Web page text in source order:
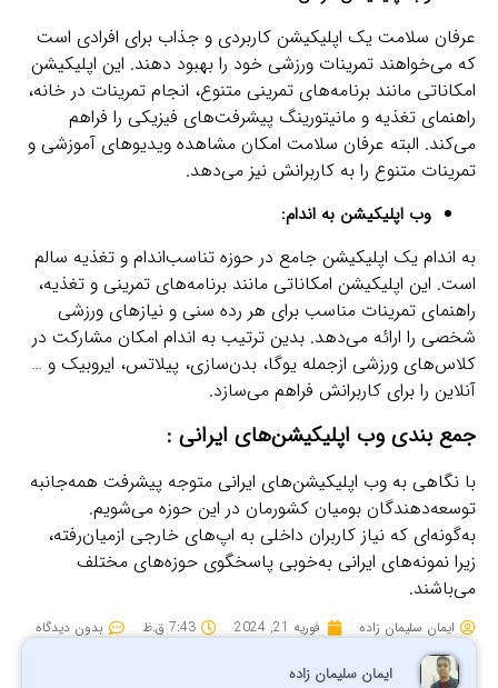
عرفان سلامت یک اپلیکیشن کاربردی و جذاب برای افرادی است
که می‌خواهند تمرینات ورزشی خود را بهبود دهند. این اپلیکیشن
امکاناتی مانند برنامه‌های تمرینی متنوع، انجام تمرینات در خانه،
راهنمای تغذیه و مانیتورینگ پیشرفت‌های فیزیکی را فراهم
می‌کند. البته عرفان سلامت امکان مشاهده ویدیوهای آموزشی و
تمرینات متنوع را به کاربرانش نیز می‌دهد.
وب اپلیکیشن به اندام:
به اندام یک اپلیکیشن جامع در حوزه تناسب‌اندام و تغذیه سالم
است. این اپلیکیشن امکاناتی مانند برنامه‌های تمرینی و تغذیه،
راهنمای تمرینات مناسب برای هر رده سنی و نیازهای ورزشی
شخصی را ارائه می‌دهد. بدین ترتیب به اندام امکان مشارکت در
کلاس‌های ورزشی ازجمله یوگا، بدن‌سازی، پیلاتس، ایروبیک و …
آنلاین را برای کاربرانش فراهم می‌سازد.
جمع بندی وب اپلیکیشن‌های ایرانی :
با نگاهی به وب اپلیکیشن‌های ایرانی متوجه پیشرفت همه‌جانبه
توسعه‌دهندگان بومیان کشورمان در این حوزه می‌شویم.
به‌گونه‌ای که نیاز کاربران داخلی به اپ‌های خارجی ازمیان‌رفته،
زیرا نمونه‌های ایرانی به‌خوبی پاسخگوی حوزه‌های مختلف
می‌باشند.
ایمان سلیمان زاده فوریه 21, 2024 7:43 ق.ظ بدون دیدگاه
ایمان سلیمان زاده